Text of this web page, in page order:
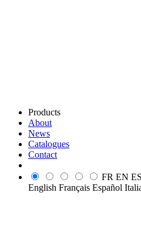
Products
About
News
Catalogues
Contact
FR EN ES
English Français Español